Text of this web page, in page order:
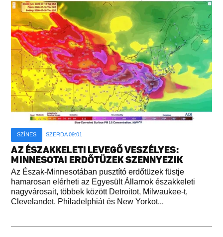
SZÍNES SZERDA 09:01
AZ ÉSZAKKELETI LEVEGŐ VESZÉLYES:
MINNESOTAI ERDŐTÜZEK SZENNYEZIK
Az Észak-Minnesotában pusztító erdőtüzek füstje
hamarosan elérheti az Egyesült Államok északkeleti
nagyvárosait, többek között Detroitot, Milwaukee-t,
Clevelandet, Philadelphiát és New Yorkot...